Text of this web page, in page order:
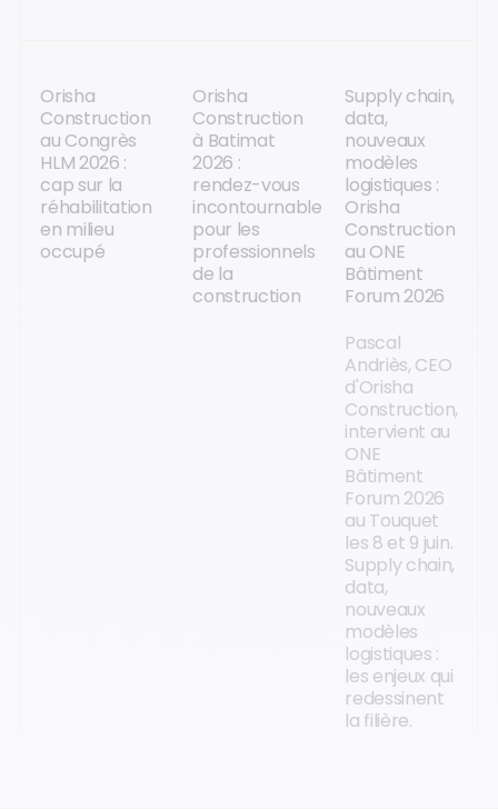
Orisha
Construction
au Congrès
HLM 2026 :
cap sur la
réhabilitation
en milieu
occupé
Orisha
Construction
à Batimat
2026 :
rendez-vous
incontournable
pour les
professionnels
de la
construction
Supply chain,
data,
nouveaux
modèles
logistiques :
Orisha
Construction
au ONE
Bâtiment
Forum 2026
Pascal
Andriès, CEO
d'Orisha
Construction,
intervient au
ONE
Bâtiment
Forum 2026
au Touquet
les 8 et 9 juin.
Supply chain,
data,
nouveaux
modèles
logistiques :
les enjeux qui
redessinent
la filière.